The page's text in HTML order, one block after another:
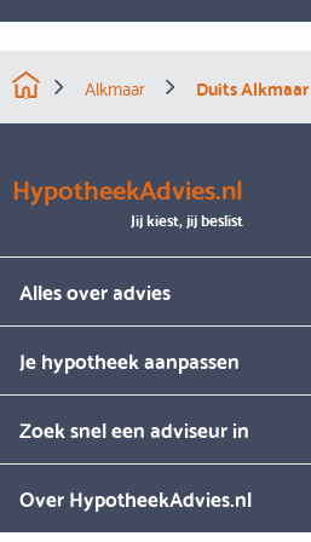
Alkmaar Duits Alkmaar
HypotheekAdvies.nl
Jij kiest, jij beslist
Alles over advies
Je hypotheek aanpassen
Zoek snel een adviseur in
Over HypotheekAdvies.nl